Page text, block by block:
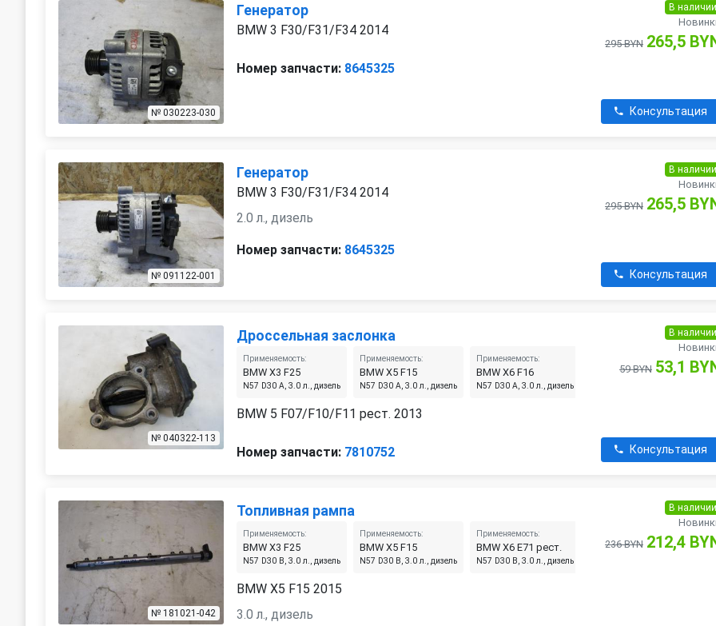
№ 030223-030
Генератор
BMW 3 F30/F31/F34 2014
Номер запчасти: 8645325
В наличии
295 BYN 265,5
Консультация
№ 091122-001
Генератор
BMW 3 F30/F31/F34 2014
2.0 л., дизель
Номер запчасти: 8645325
В наличии
295 BYN 265,5
Консультация
№ 040322-113
Дроссельная заслонка
Применяемость:
BMW X3 F25
N57 D30 A, 3.0 л., дизель
Применяемость:
BMW X5 F15
N57 D30 A, 3.0 л., дизель
Применяемость:
BMW X6 F16
N57 D30 A, 3.0 л., дизель
BMW X4 F26
BMW 5 F07/F10/F11 рест. 2013
Номер запчасти: 7810752
В наличии
59 BYN 53,1
Консультация
№ 181021-042
Топливная рампа
Применяемость:
BMW X3 F25
N57 D30 B, 3.0 л., дизель
Применяемость:
BMW X5 F15
N57 D30 B, 3.0 л., дизель
Применяемость:
BMW X6 E71 рест.
N57 D30 B, 3.0 л., дизель
Применяемость:
BMW X5 M E70
BMW X5 F15 2015
3.0 л., дизель
В наличии
236 BYN 212,4